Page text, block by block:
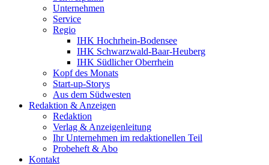
Unternehmen
Service
Regio
IHK Hochrhein-Bodensee
IHK Schwarzwald-Baar-Heuberg
IHK Südlicher Oberrhein
Kopf des Monats
Start-up-Storys
Aus dem Südwesten
Redaktion & Anzeigen
Redaktion
Verlag & Anzeigenleitung
Ihr Unternehmen im redaktionellen Teil
Probeheft & Abo
Kontakt